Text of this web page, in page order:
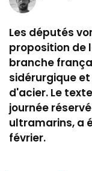
Les députés
proposition de
branche
sidérurgique
d'acier. Le
journée
ultramarins, a
février.